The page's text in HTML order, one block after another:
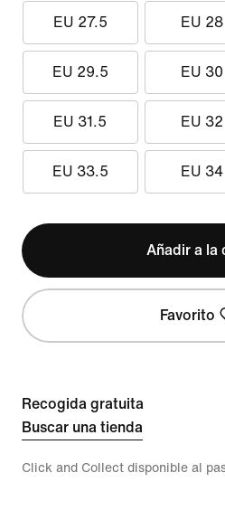
EU 27.5 EU 28
EU 29.5 EU 30
EU 31.5 EU 32
EU 33.5 EU 34
Añadir a la
Favorito
Recogida gratuita
Buscar una tienda
Click and Collect disponible al